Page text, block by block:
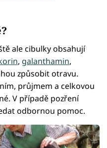
ale cibulky obsahují
, galanthamin,
způsobit otravu.
průjmem a celkovou
V případě pozření
odbornou pomoc.